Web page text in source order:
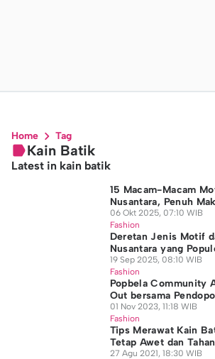
Home Tag
Kain Batik
Latest in kain batik
15 Macam-Macam
Nusantara, Penuh
06 Okt 2025, 07:10 WIB
Fashion
Deretan Jenis Motif
Nusantara yang
19 Sep 2025, 08:10 WIB
Fashion
Popbela Community
Out bersama
01 Nov 2023, 11:18 WIB
Fashion
Tips Merawat Kain
Tetap Awet dan
27 Agu 2021, 18:30 WIB